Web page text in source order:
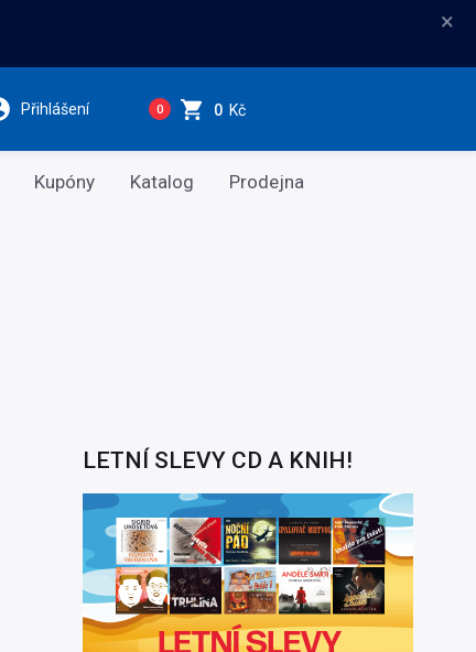
×
Přihlášení 0 0 Kč
Kupóny Katalog Prodejna
LETNÍ SLEVY CD A KNIH!